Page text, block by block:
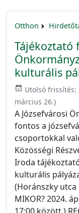
Otthon
Tájékoztató
kulturális
event_available Utolsó frissítés:
március 26.)
A Józsefvárosi
fontos a
csoportokkal
Közösségi
Iroda
kulturális
(Horánszky
MIKOR? 2024.